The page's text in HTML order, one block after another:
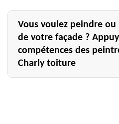
Vous voulez peindre
de votre façade ?
compétences des
Charly toiture